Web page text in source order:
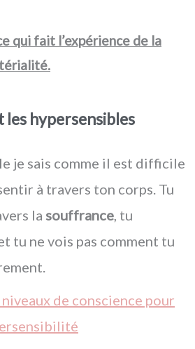
qui fait l’expérience de la
les hypersensibles
je sais comme il est difficile
à travers ton corps. Tu
la souffrance , tu
tu ne vois pas comment tu
de conscience pour